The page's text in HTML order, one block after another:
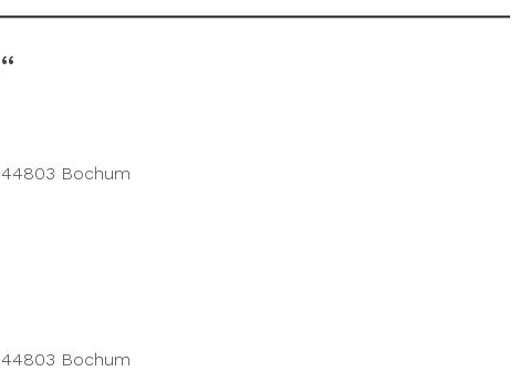
Bochum
Bochum